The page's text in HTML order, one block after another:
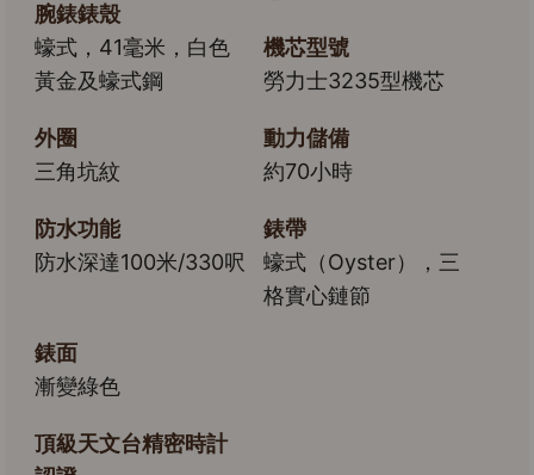
腕錶錶殼
蠔式，41毫米，白色
黃金及蠔式鋼
外圈
三角坑紋
防水功能
防水深達100米/330呎
機芯型號
勞力士3235型機芯
動力儲備
約70小時
錶帶
蠔式（Oyster），三
格實心鏈節
錶面
漸變綠色
頂級天文台精密時計